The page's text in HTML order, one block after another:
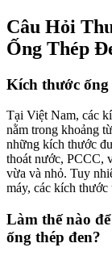
Câu Hỏi
Ống Thép
Kích thước ống
Tại Việt Nam, các
nằm trong khoảng
những kích thước
thoát nước, PCCC,
vừa và nhỏ. Tuy
máy, các kích
Làm thế nào
ống thép đen?